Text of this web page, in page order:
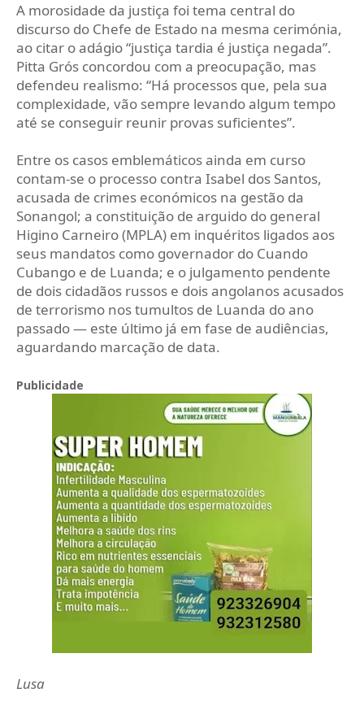
A morosidade da justiça foi tema central do
discurso do Chefe de Estado na mesma cerimónia,
ao citar o adágio “justiça tardia é justiça negada”.
Pitta Grós concordou com a preocupação, mas
defendeu realismo: “Há processos que, pela sua
complexidade, vão sempre levando algum tempo
até se conseguir reunir provas suficientes”.
Entre os casos emblemáticos ainda em curso
contam-se o processo contra Isabel dos Santos,
acusada de crimes económicos na gestão da
Sonangol; a constituição de arguido do general
Higino Carneiro (MPLA) em inquéritos ligados aos
seus mandatos como governador do Cuando
Cubango e de Luanda; e o julgamento pendente
de dois cidadãos russos e dois angolanos acusados
de terrorismo nos tumultos de Luanda do ano
passado — este último já em fase de audiências,
aguardando marcação de data.
Publicidade
Lusa